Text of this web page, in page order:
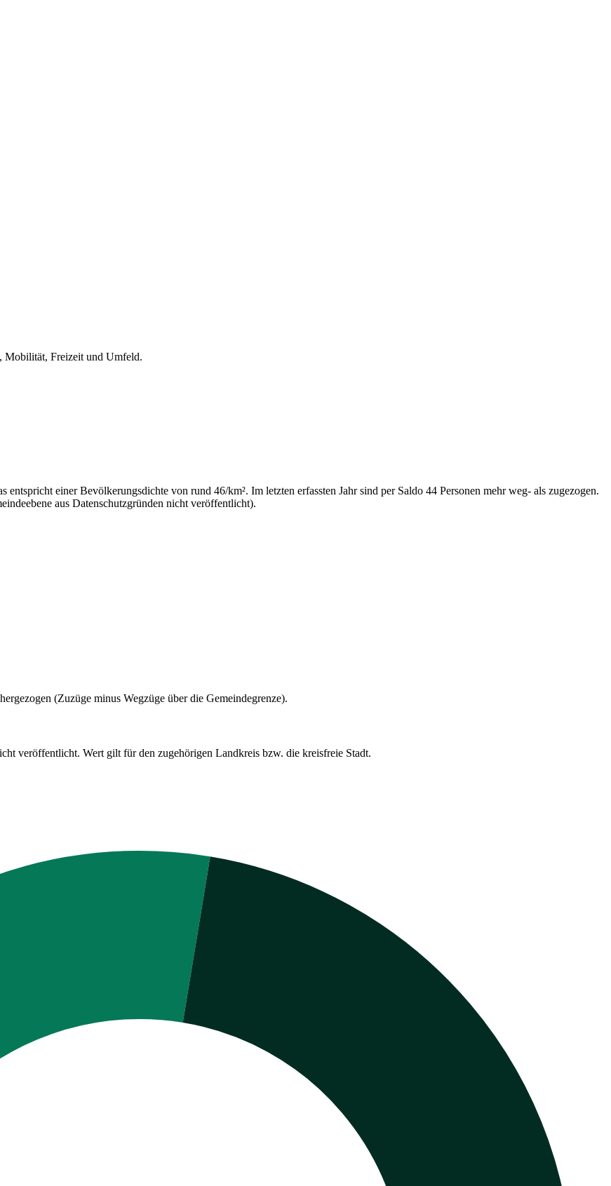
Mobilität, Freizeit und Umfeld.
einer Bevölkerungsdichte von rund 46/km². Im letzten erfassten Jahr sind per Saldo 44 Personen mehr weg- als zugezogen.
aus Datenschutzgründen nicht veröffentlicht).
(Zuzüge minus Wegzüge über die Gemeindegrenze).
veröffentlicht. Wert gilt für den zugehörigen Landkreis bzw. die kreisfreie Stadt.